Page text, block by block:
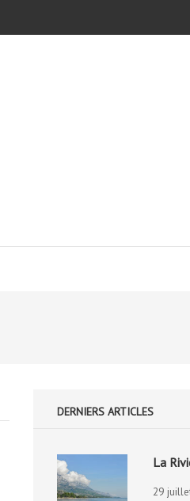
DERNIERS ARTICLES
La
29